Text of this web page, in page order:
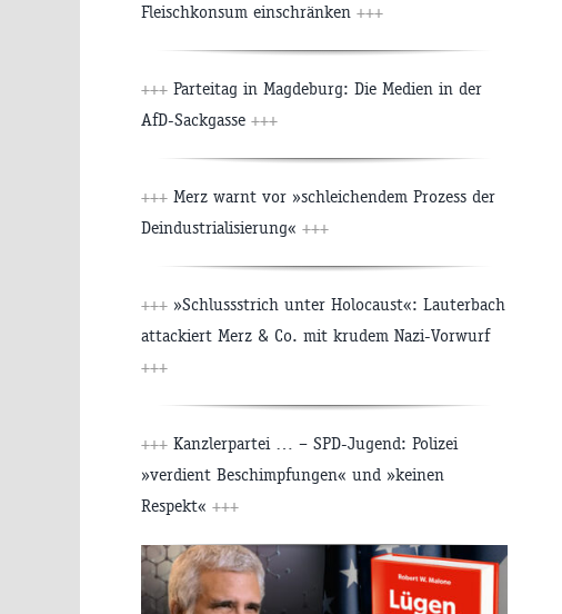
Fleischkonsum einschränken +++
+++ Parteitag in Magdeburg: Die Medien in der
AfD-Sackgasse +++
+++ Merz warnt vor »schleichendem Prozess der
Deindustrialisierung« +++
+++ »Schlussstrich unter Holocaust«: Lauterbach
attackiert Merz & Co. mit krudem Nazi-Vorwurf
+++
+++ Kanzlerpartei … – SPD-Jugend: Polizei
»verdient Beschimpfungen« und »keinen
Respekt« +++